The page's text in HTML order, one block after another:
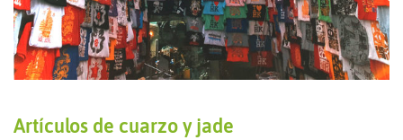
Artículos de cuarzo y jade